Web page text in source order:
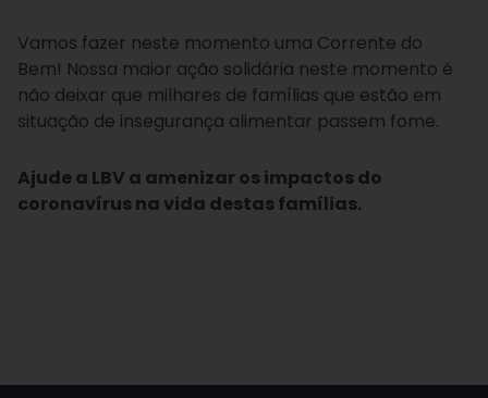
Vamos fazer neste momento uma Corrente do
Bem! Nossa maior ação solidária neste momento é
não deixar que milhares de famílias que estão em
situação de insegurança alimentar passem fome.
Ajude a LBV a amenizar os impactos do
coronavírus na vida destas famílias.